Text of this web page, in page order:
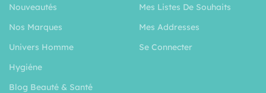
Nouveautés
Nos Marques
Univers Homme
Hygiéne
Blog Beauté & Santé
Mes Listes De Souhaits
Mes Addresses
Se Connecter